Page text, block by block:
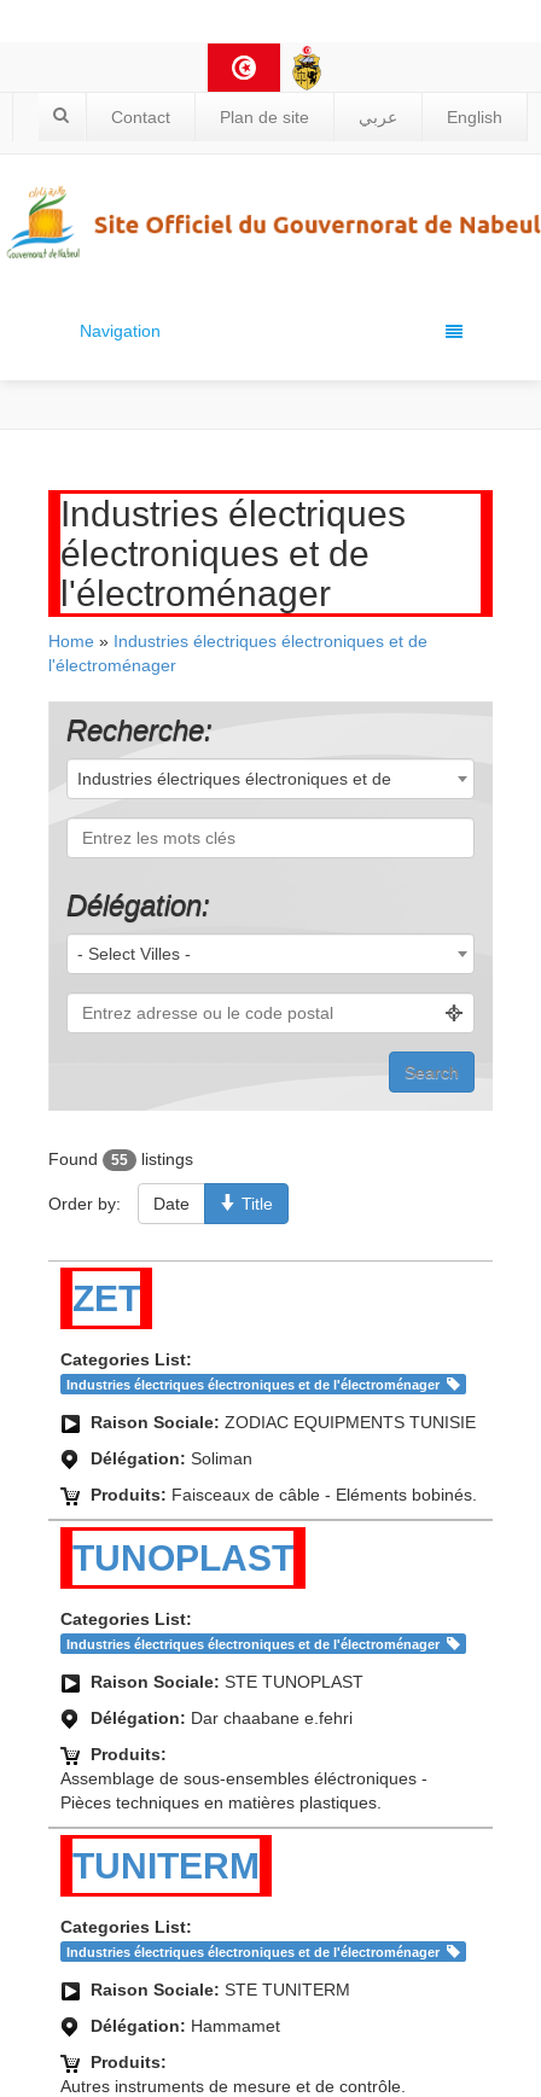
Contact Plan de site عربي English
Navigation
Industries électriques
électroniques et de
l'électroménager
Home » Industries électriques électroniques et de
l'électroménager
Recherche:
Industries électriques électroniques et de
l'électroménager (55)
Délégation:
- Select Villes -
Found 55 listings
Order by: Date Title
ZET
Categories List:
Industries électriques électroniques et de l'électroménager
Raison Sociale: ZODIAC EQUIPMENTS TUNISIE
Délégation: Soliman
Produits: Faisceaux de câble - Eléments bobinés.
TUNOPLAST
Categories List:
Industries électriques électroniques et de l'électroménager
Raison Sociale: STE TUNOPLAST
Délégation: Dar chaabane e.fehri
Produits:
Assemblage de sous-ensembles éléctroniques -
Pièces techniques en matières plastiques.
TUNITERM
Categories List:
Industries électriques électroniques et de l'électroménager
Raison Sociale: STE TUNITERM
Délégation: Hammamet
Produits:
Autres instruments de mesure et de contrôle.